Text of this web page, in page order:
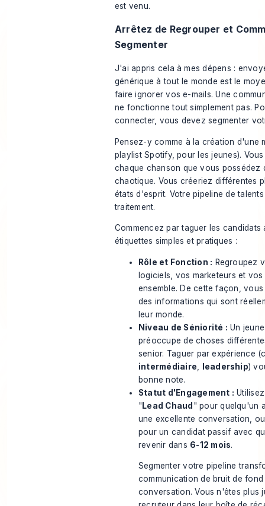
est venu.
Arrêtez de Regrouper et
Segmenter
J'ai appris cela à mes dépens :
générique à tout le monde est le
faire ignorer vos e-mails. Une
ne fonctionne tout simplement pas.
connecter, vous devez segmenter
Pensez-y comme à la création d'une
playlist Spotify, pour les jeunes).
chaque chanson que vous possédez
chaotique. Vous créeriez différentes
états d'esprit. Votre pipeline de
traitement.
Commencez par taguer les candidats
étiquettes simples et pratiques :
Rôle et Fonction : Regroupez
logiciels, vos marketeurs et
ensemble. De cette façon,
des informations qui sont
leur monde.
Niveau de Séniorité : Un
préoccupe de choses
senior. Taguer par expérience
intermédiaire
leadership)
bonne note.
Statut d'Engagement :
" Lead Chaud " pour quelqu'un
une excellente conversation,
pour un candidat passif avec
revenir dans 6-12 mois.
Segmenter votre pipeline
communication de bruit de
conversation. Vous n'êtes plus